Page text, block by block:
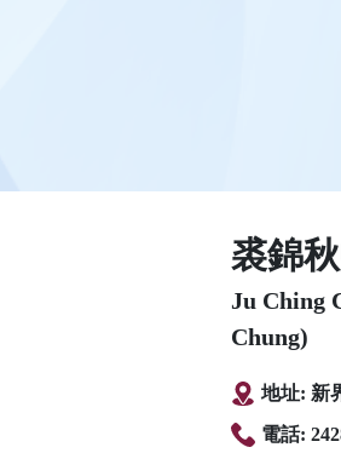
裘錦
Ju Ching
Chung)
地址: 新
電話: